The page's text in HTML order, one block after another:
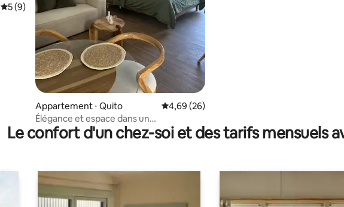
Évaluation moyenne sur la base de 9 commentaires : 5 sur 5
5 (9)
Appartement ⋅ Quito Évaluation moyenne sur la base de 26
4,69 (26)
Élégance et espace dans un
emplacement imbattable.
Le confort d'un chez-soi et des tarifs mensuels